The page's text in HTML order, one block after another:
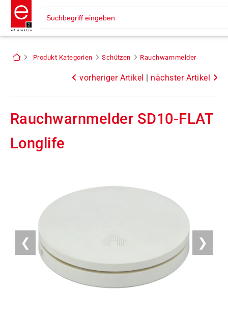
Produkt Kategorien Schützen Rauchwarnmelder
vorheriger Artikel | nächster Artikel
Rauchwarnmelder SD10-FLAT
Longlife
❮ ❯